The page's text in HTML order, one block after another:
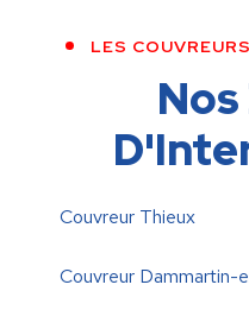
LES
Couvreur Thieux
Couvreur Dammartin-